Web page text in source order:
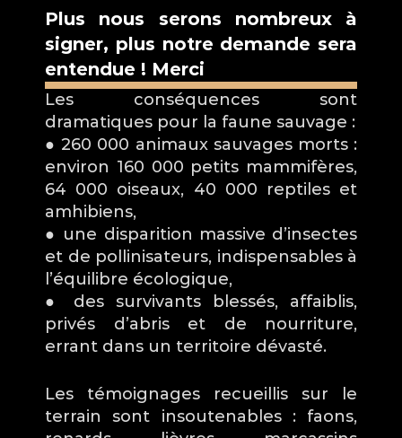
Plus nous serons nombreux à
signer, plus notre demande sera
entendue ! Merci
Les conséquences sont
dramatiques pour la faune sauvage :
● 260 000 animaux sauvages morts :
environ 160 000 petits mammifères,
64 000 oiseaux, 40 000 reptiles et
amhibiens,
● une disparition massive d’insectes
et de pollinisateurs, indispensables à
l’équilibre écologique,
● des survivants blessés, affaiblis,
privés d’abris et de nourriture,
errant dans un territoire dévasté.
Les témoignages recueillis sur le
terrain sont insoutenables : faons,